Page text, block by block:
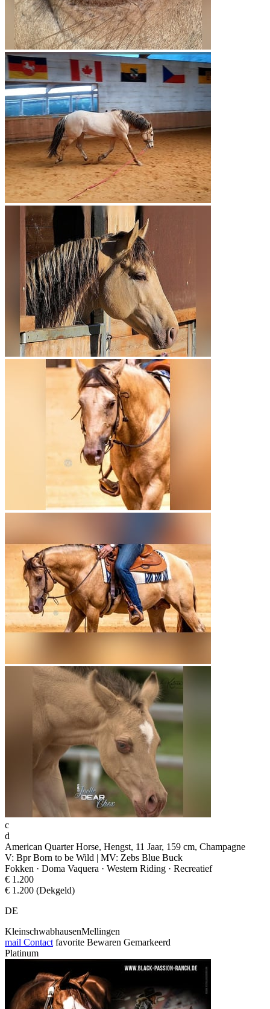
c
d
American Quarter Horse, Hengst, 11 Jaar, 159 cm, Champagne
V: Bpr Born to be Wild | MV: Zebs Blue Buck
Fokken · Doma Vaquera · Western Riding · Recreatief
€ 1.200
€ 1.200 (Dekgeld)
DE
KleinschwabhausenMellingen
mail Contact favorite Bewaren Gemarkeerd
Platinum